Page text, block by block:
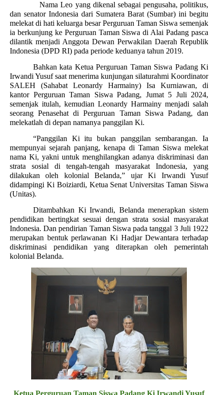
Nama Leo yang dikenal sebagai pengusaha, politikus,
dan senator Indonesia dari Sumatera Barat (Sumbar) ini begitu
melekat di hati keluarga besar Perguruan Taman Siswa semenjak
ia berkunjung ke Perguruan Taman Siswa di Alai Padang pasca
dilantik menjadi Anggota Dewan Perwakilan Daerah Republik
Indonesia (DPD RI) pada periode keduanya tahun 2019.
Bahkan kata Ketua Perguruan Taman Siswa Padang Ki
Irwandi Yusuf saat menerima kunjungan silaturahmi Koordinator
SALEH (Sahabat Leonardy Harmainy) Isa Kurniawan, di
kantor Perguruan Taman Siswa Padang, Jumat 5 Juli 2024,
semenjak itulah, kemudian Leonardy Harmainy menjadi salah
seorang Penasehat di Perguruan Taman Siswa Padang, dan
melekatlah di depan namanya panggilan Ki.
“Panggilan Ki itu bukan panggilan sembarangan. Ia
mempunyai sejarah panjang, kenapa di Taman Siswa melekat
nama Ki, yakni untuk menghilangkan adanya diskriminasi dan
strata sosial di tengah-tengah masyarakat Indonesia, yang
dilakukan oleh kolonial Belanda,” ujar Ki Irwandi Yusuf
didampingi Ki Boiziardi, Ketua Senat Universitas Taman Siswa
(Unitas).
Ditambahkan Ki Irwandi, Belanda menerapkan sistem
pendidikan bertingkat sesuai dengan strata sosial masyarakat
Indonesia. Dan pendirian Taman Siswa pada tanggal 3 Juli 1922
merupakan bentuk perlawanan Ki Hadjar Dewantara terhadap
diskriminasi pendidikan yang diterapkan oleh pemerintah
kolonial Belanda.
Ketua Perguruan Taman Siswa Padang Ki Irwandi Yusuf